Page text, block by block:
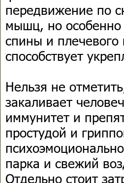
передвижение по
мышц, но
спины и
способствует
Нельзя не
закаливает
иммунитет и
простудой и
парка и свежий
Отдельно стоит